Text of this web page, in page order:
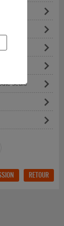
seule
RETOUR